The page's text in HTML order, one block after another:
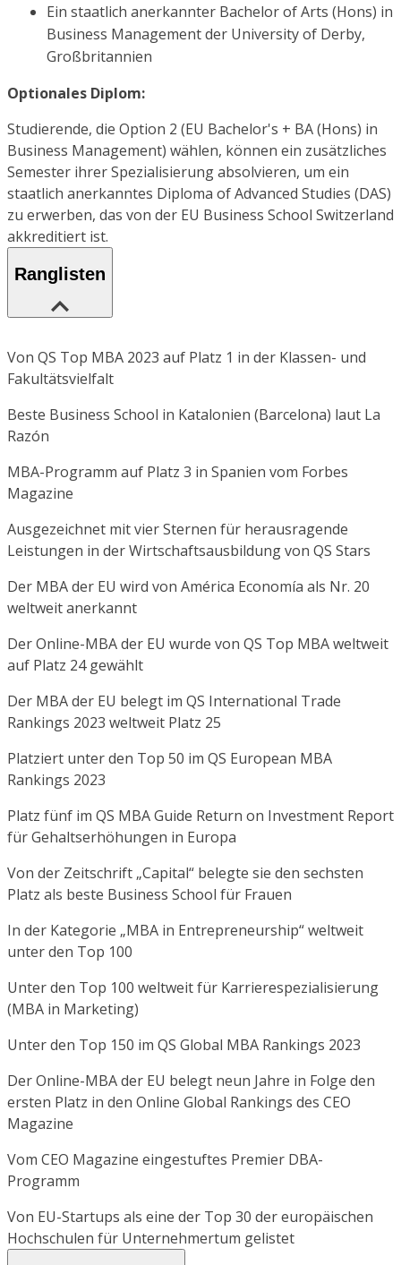
Ein staatlich anerkannter Bachelor of Arts (Hons) in
Business Management der University of Derby,
Großbritannien
Optionales Diplom:
Studierende, die Option 2 (EU Bachelor's + BA (Hons) in
Business Management) wählen, können ein zusätzliches
Semester ihrer Spezialisierung absolvieren, um ein
staatlich anerkanntes Diploma of Advanced Studies (DAS)
zu erwerben, das von der EU Business School Switzerland
akkreditiert ist.
Ranglisten
Von QS Top MBA 2023 auf Platz 1 in der Klassen- und
Fakultätsvielfalt
Beste Business School in Katalonien (Barcelona) laut La
Razón
MBA-Programm auf Platz 3 in Spanien vom Forbes
Magazine
Ausgezeichnet mit vier Sternen für herausragende
Leistungen in der Wirtschaftsausbildung von QS Stars
Der MBA der EU wird von América Economía als Nr. 20
weltweit anerkannt
Der Online-MBA der EU wurde von QS Top MBA weltweit
auf Platz 24 gewählt
Der MBA der EU belegt im QS International Trade
Rankings 2023 weltweit Platz 25
Platziert unter den Top 50 im QS European MBA
Rankings 2023
Platz fünf im QS MBA Guide Return on Investment Report
für Gehaltserhöhungen in Europa
Von der Zeitschrift „Capital“ belegte sie den sechsten
Platz als beste Business School für Frauen
In der Kategorie „MBA in Entrepreneurship“ weltweit
unter den Top 100
Unter den Top 100 weltweit für Karrierespezialisierung
(MBA in Marketing)
Unter den Top 150 im QS Global MBA Rankings 2023
Der Online-MBA der EU belegt neun Jahre in Folge den
ersten Platz in den Online Global Rankings des CEO
Magazine
Vom CEO Magazine eingestuftes Premier DBA-
Programm
Von EU-Startups als eine der Top 30 der europäischen
Hochschulen für Unternehmertum gelistet